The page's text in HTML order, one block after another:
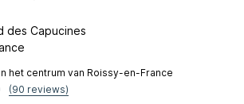
des Capucines
het centrum van Roissy-en-France
(90 reviews)